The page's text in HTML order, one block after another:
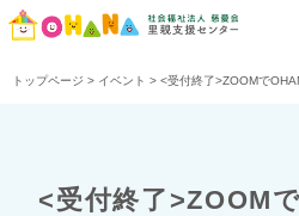
トップページ > イベント > <受付終了>ZOOMで
<受付終了>ZOOM